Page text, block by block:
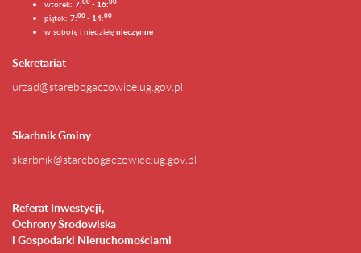
wtorek: 7:00 - 16:00
piątek: 7:00 - 14:00
w sobotę i niedzielę nieczynne
Sekretariat
urzad@starebogaczowice.ug.gov.pl
Skarbnik Gminy
skarbnik@starebogaczowice.ug.gov.pl
Referat Inwestycji,
Ochrony Środowiska
i Gospodarki Nieruchomościami